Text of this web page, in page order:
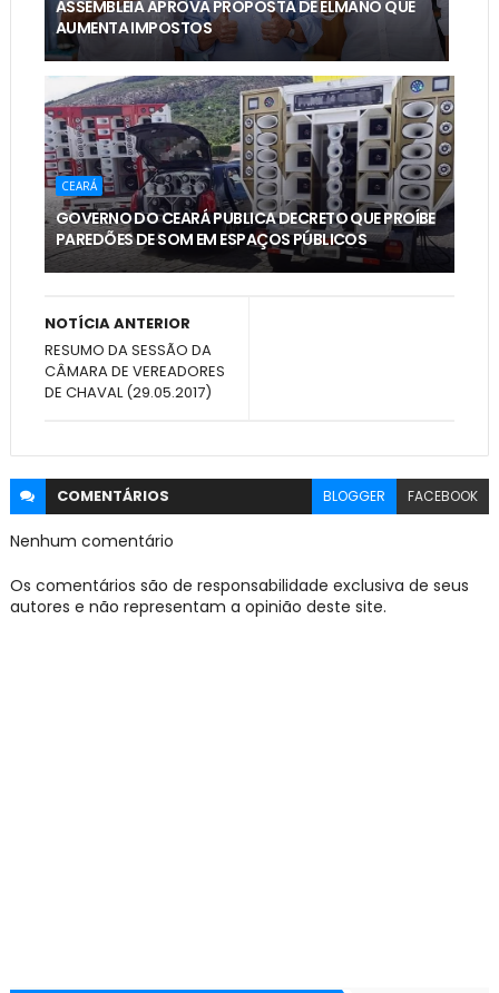
ASSEMBLEIA APROVA PROPOSTA DE ELMANO QUE
AUMENTA IMPOSTOS
CEARÁ
GOVERNO DO CEARÁ PUBLICA DECRETO QUE PROÍBE
PAREDÕES DE SOM EM ESPAÇOS PÚBLICOS
NOTÍCIA ANTERIOR
RESUMO DA SESSÃO DA
CÂMARA DE VEREADORES
DE CHAVAL (29.05.2017)
COMENTÁRIOS BLOGGER FACEBOOK
Nenhum comentário
Os comentários são de responsabilidade exclusiva de seus
autores e não representam a opinião deste site.